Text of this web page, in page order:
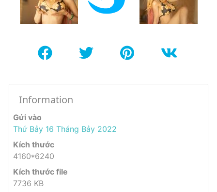
Information
Gửi vào
Thứ Bảy 16 Tháng Bảy 2022
Kích thước
4160*6240
Kích thước file
7736 KB